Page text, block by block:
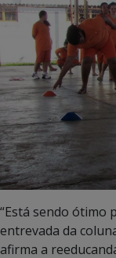
“Está sendo ótimo
entrevada da
afirma a